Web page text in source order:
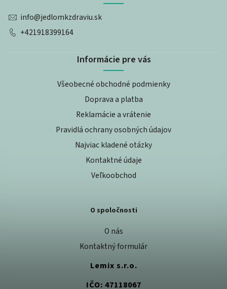
info@jedlomkzdraviu.sk
+421918399164
Informácie pre vás
Všeobecné obchodné podmienky
Doprava a platba
Reklamácie a vrátenie
Pravidlá ochrany osobných údajov
Najviac kladené otázky
Kontaktné údaje
Veľkoobchod
O spoločnosti
O nás
Kontaktný formulár
Lemix s.r.o.
IČO: 47118067